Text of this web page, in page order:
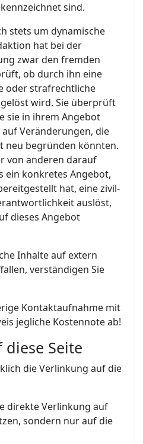
sind.
stets um dynamische
hat bei der
zwar den fremden
ob durch ihn eine
oder strafrechtliche
wird. Sie überprüft
sie in ihrem Angebot
Veränderungen, die
neu begründen könnten.
von anderen darauf
ein konkretes Angebot,
hat, eine zivil-
auslöst,
dieses Angebot
Inhalte auf extern
verständigen Sie
Kontaktaufnahme mit
jegliche Kostennote ab!
Seite
die Verlinkung auf die
direkte Verlinkung auf
sondern nur auf die